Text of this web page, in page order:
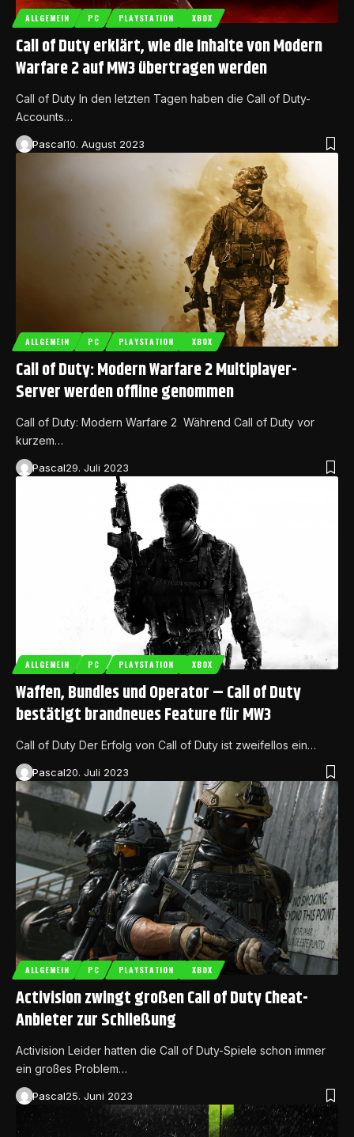
ALLGEMEIN PC PLAYSTATION XBOX
Call of Duty erklärt, wie die Inhalte von Modern
Warfare 2 auf MW3 übertragen werden
Call of Duty In den letzten Tagen haben die Call of Duty-
Accounts…
Pascal10. August 2023
ALLGEMEIN PC PLAYSTATION XBOX
Call of Duty: Modern Warfare 2 Multiplayer-
Server werden offline genommen
Call of Duty: Modern Warfare 2 Während Call of Duty vor
kurzem…
Pascal29. Juli 2023
ALLGEMEIN PC PLAYSTATION XBOX
Waffen, Bundles und Operator – Call of Duty
bestätigt brandneues Feature für MW3
Call of Duty Der Erfolg von Call of Duty ist zweifellos ein…
Pascal20. Juli 2023
ALLGEMEIN PC PLAYSTATION XBOX
Activision zwingt großen Call of Duty Cheat-
Anbieter zur Schließung
Activision Leider hatten die Call of Duty-Spiele schon immer
ein großes Problem…
Pascal25. Juni 2023